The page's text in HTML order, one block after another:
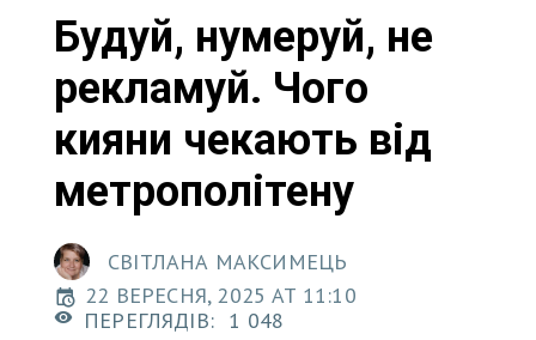
Будуй, нумеруй, не
рекламуй. Чого
кияни чекають від
метрополітену
СВІТЛАНА МАКСИМЕЦЬ
22 ВЕРЕСНЯ, 2025 AT 11:10
ПЕРЕГЛЯДІВ: 1 048